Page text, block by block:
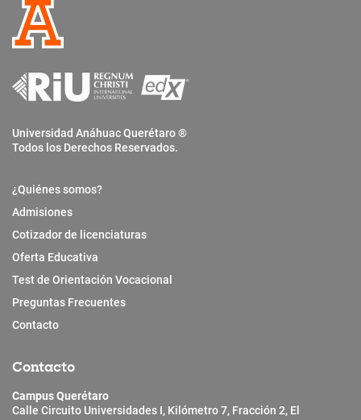
Universidad Anáhuac Querétaro ®
Todos los Derechos Reservados.
¿Quiénes somos?
Admisiones
Cotizador de licenciaturas
Oferta Educativa
Test de Orientación Vocacional
Preguntas Frecuentes
Contacto
Contacto
Campus Querétaro
Calle Circuito Universidades I, Kilómetro 7, Fracción 2, El